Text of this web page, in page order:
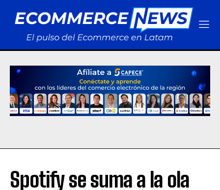
Spotify se suma a la ola